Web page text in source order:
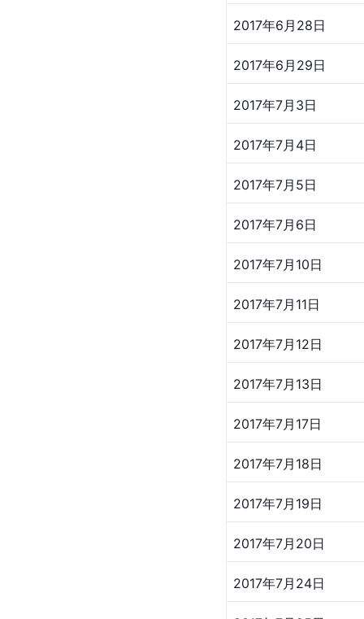
2017年6月28日
2017年6月29日
2017年7月3日
2017年7月4日
2017年7月5日
2017年7月6日
2017年7月10日
2017年7月11日
2017年7月12日
2017年7月13日
2017年7月17日
2017年7月18日
2017年7月19日
2017年7月20日
2017年7月24日